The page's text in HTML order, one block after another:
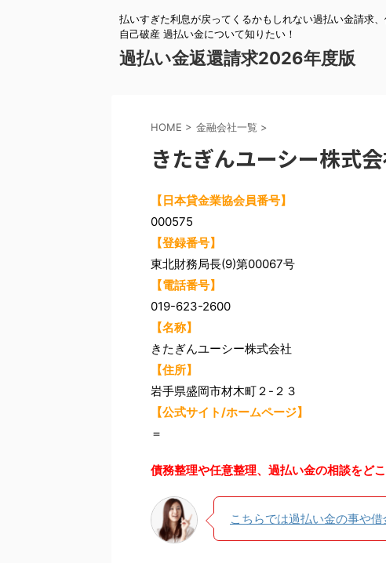
払いすぎた利息が戻ってくるかもしれない過払い金請求
自己破産 過払い金について知りたい！
過払い金返還請求2026年度版
HOME > 金融会社一覧 >
きたぎんユーシー株式
【日本貸金業協会員番号】
000575
【登録番号】
東北財務局長(9)第00067号
【電話番号】
019-623-2600
【名称】
きたぎんユーシー株式会社
【住所】
岩手県盛岡市材木町２-２３
【公式サイト/ホームページ】
＝
債務整理や任意整理、過払い金の相談をど
こちらでは過払い金の事や